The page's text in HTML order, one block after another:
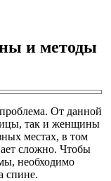
и методы
проблема. От данной
так и женщины
местах, в том
сложно. Чтобы
необходимо
спине.